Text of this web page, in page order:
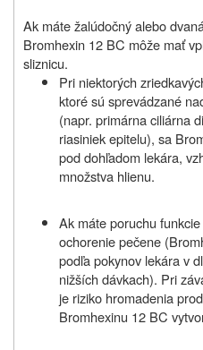
Ak máte žalúdočný alebo
Bromhexin 12 BC môže mať
sliznicu.
Pri niektorých
ktoré sú sprevádzané
(napr. primárna ciliárna
riasiniek epitelu), sa
pod dohľadom lekára,
množstva hlienu.
Ak máte poruchu
ochorenie pečene
podľa pokynov lekára v
nižších dávkach). Pri
je riziko hromadenia
Bromhexinu 12 BC